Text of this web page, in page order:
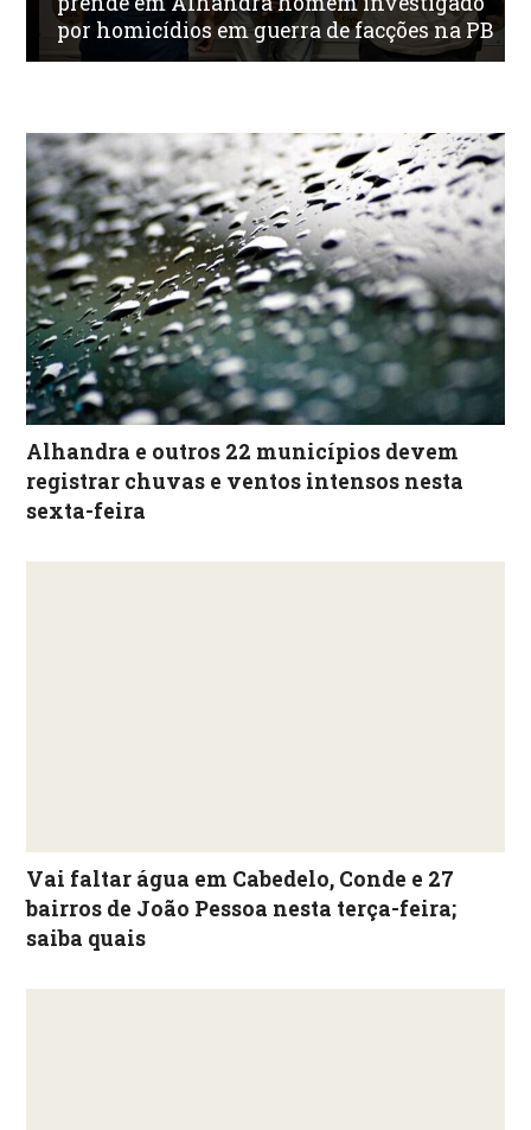
por homicídios em guerra de facções na PB
Alhandra e outros 22 municípios devem
registrar chuvas e ventos intensos nesta
sexta-feira
Vai faltar água em Cabedelo, Conde e 27
bairros de João Pessoa nesta terça-feira;
saiba quais